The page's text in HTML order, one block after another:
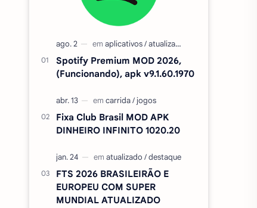
Spotify Premium MOD 2026,
(Funcionando), apk v9.1.60.1970
Fixa Club Brasil MOD APK
DINHEIRO INFINITO 1020.20
FTS 2026 BRASILEIRÃO E
EUROPEU COM SUPER
MUNDIAL ATUALIZADO